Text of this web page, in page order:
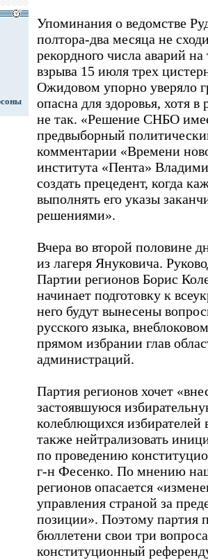
Упоминания о ведомстве
полтора-два месяца не
рекордного числа аварий
взрыва 15 июля трех
Ожидовом упорно уверяло
опасна для здоровья, хотя
не так. «Решение СНБО
предвыборный
комментарии «Времени
института «Пента»
создать прецедент, когда
выполнять его указы
решениями».
Вчера во второй половине
из лагеря Януковича.
Партии регионов Борис
начинает подготовку к
него будут вынесены
русского языка,
прямом избрании глав
администраций.
Партия регионов хочет
застоявшуюся
колеблющихся избирателей
также нейтрализовать
по проведению
г-н Фесенко. По мнению
регионов опасается
управления страной за
позиции». Поэтому партия
бюллетени свои три
конституционный